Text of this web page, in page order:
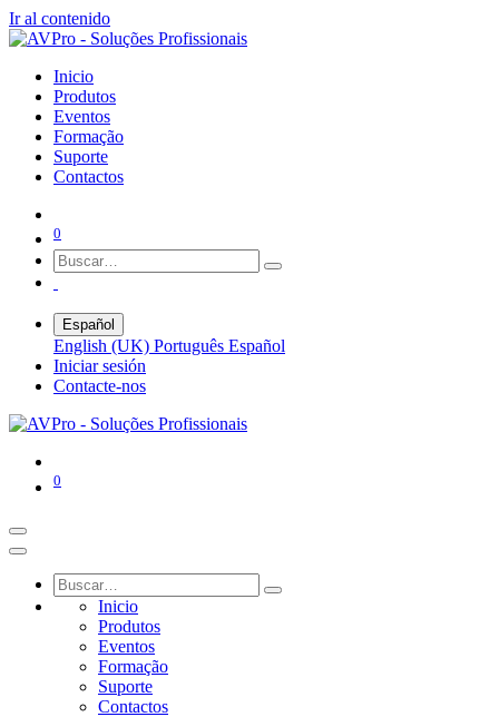
Ir al contenido
Inicio
Produtos
Eventos
Formação
Suporte
Contactos
0
Español
English (UK) Português Español
Iniciar sesión
Contacte-nos
0
Inicio
Produtos
Eventos
Formação
Suporte
Contactos